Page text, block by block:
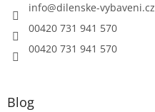
info@dilenske-vybaveni.cz
00420 731 941 570
00420 731 941 570
Blog